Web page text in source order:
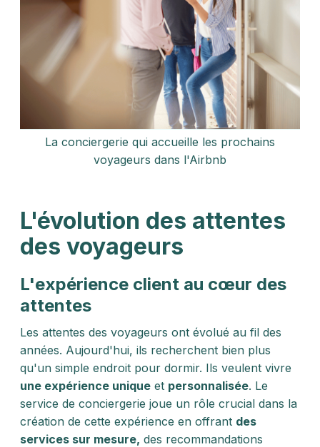
La conciergerie qui accueille les prochains
voyageurs dans l'Airbnb
L'évolution des attentes
des voyageurs
L'expérience client au cœur des
attentes
Les attentes des voyageurs ont évolué au fil des
années. Aujourd'hui, ils recherchent bien plus
qu'un simple endroit pour dormir. Ils veulent vivre
une expérience unique et personnalisée. Le
service de conciergerie joue un rôle crucial dans la
création de cette expérience en offrant des
services sur mesure, des recommandations